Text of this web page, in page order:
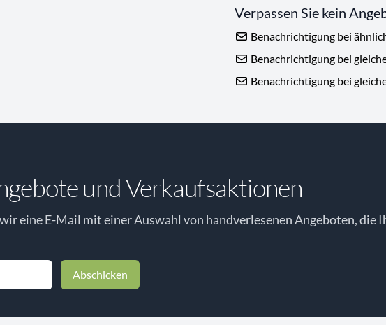
Verpassen Sie kein
Benachrichtigung bei
Benachrichtigung bei
Benachrichtigung bei
und Verkaufsaktionen
eine E-Mail mit einer Auswahl von handverlesenen Angeboten, die
Abschicken